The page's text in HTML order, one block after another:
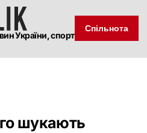
України, спорт
Спільнота
шукають